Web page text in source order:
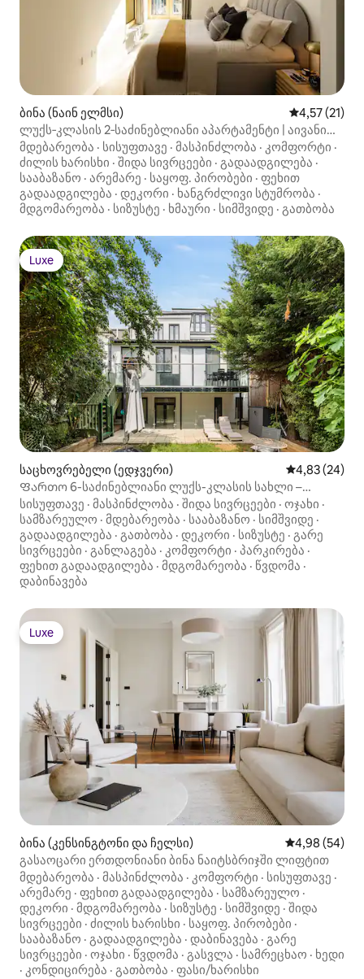
ბინა (ნაინ ელმსი) საშუალო
4,57 (21)
ლუქს‑კლასის 2‑საძინებლიანი აპარტამენტი | აივანი
და კოვორკინგი
მდებარეობა · სისუფთავე · მასპინძლობა · კომფორტი ·
ძილის ხარისხი · შიდა სივრცეები · გადაადგილება ·
სააბაზანო · არემარე · საყოფ. პირობები · ფეხით
გადაადგილება · დეკორი · ხანგრძლივი სტუმრობა ·
მდგომარეობა · სიზუსტე · ხმაური · სიმშვიდე · გათბობა
Luxe
Luxe
საცხოვრებელი (ედჯვერი) საშუალო
4,83 (24)
Ფართო 6-საძინებლიანი ლუქს-კლასის სახლი –
იძინებს 12-ზემეტი
სისუფთავე · მასპინძლობა · შიდა სივრცეები · ოჯახი ·
სამზარეულო · მდებარეობა · სააბაზანო · სიმშვიდე ·
გადაადგილება · გათბობა · დეკორი · სიზუსტე · გარე
სივრცეები · განლაგება · კომფორტი · პარკირება ·
ფეხით გადაადგილება · მდგომარეობა · წვდომა ·
დაბინავება
Luxe
Luxe
ბინა (კენსინგტონი და ჩელსი) საშუალო
4,98 (54)
გასაოცარი ერთდონიანი ბინა ნაიტსბრიჯში ლიფტით
მდებარეობა · მასპინძლობა · კომფორტი · სისუფთავე ·
არემარე · ფეხით გადაადგილება · სამზარეულო ·
დეკორი · მდგომარეობა · სიზუსტე · სიმშვიდე · შიდა
სივრცეები · ძილის ხარისხი · საყოფ. პირობები ·
სააბაზანო · გადაადგილება · დაბინავება · გარე
სივრცეები · ოჯახი · წვდომა · გასვლა · სამრეცხაო · ხედი
· კონდიცირება · გათბობა · ფასი/ხარისხი